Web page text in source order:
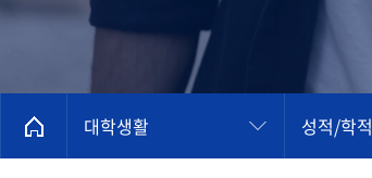
대학생활 성적/학적